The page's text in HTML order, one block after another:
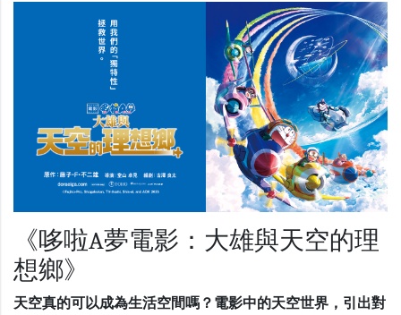
《哆啦A夢電影：大雄與天空的理
想鄉》
天空真的可以成為生活空間嗎？電影中的天空世界，引出對